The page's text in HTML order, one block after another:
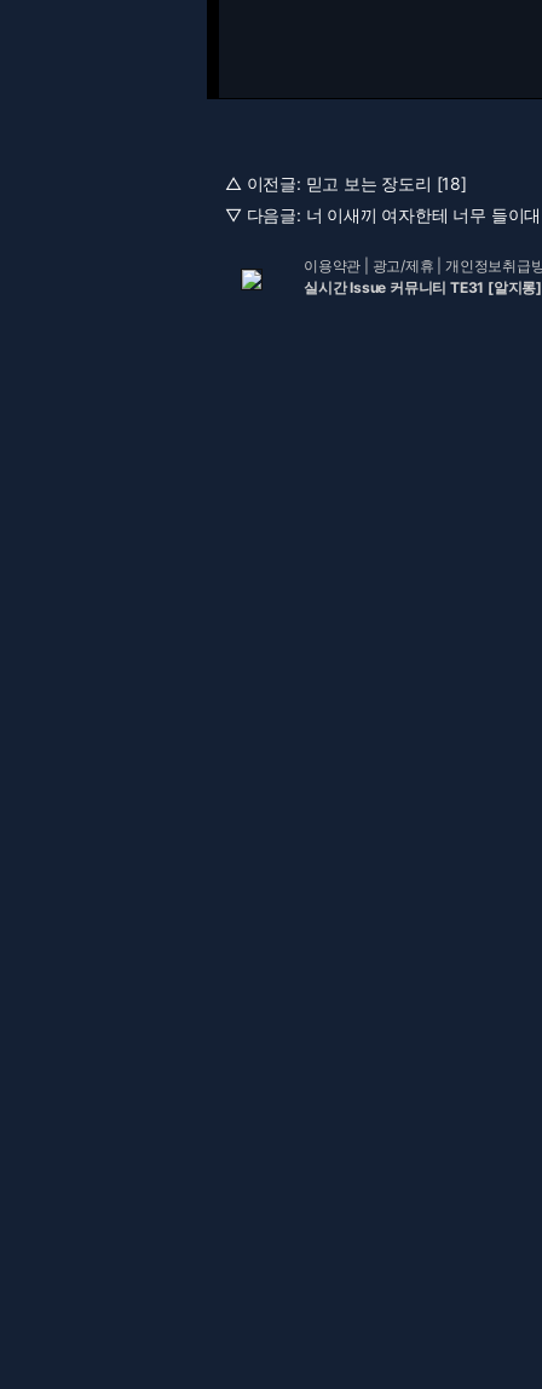
△ 이전글: 믿고 보는 장도리 [18]
▽ 다음글: 너 이새끼 여자한테 너무 들이
이용약관 광고/제휴 |개인정보취급
실시간 Issue 커뮤니티 TE31 [알지